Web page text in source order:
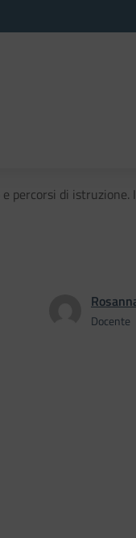
percorsi di
Docente